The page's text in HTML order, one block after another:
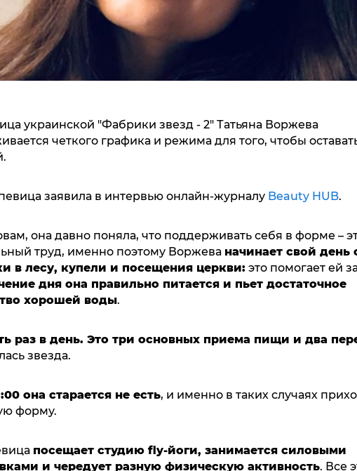
украинской "Фабрики звезд - 2" Татьяна Воржева
четкого графика и режима для того, чтобы
заявила в интервью онлайн-журналу Beauty HUB.
она давно поняла, что поддерживать себя в форме –
труд, именно поэтому Воржева начинает свой день
в лесу, купели и посещения церкви: это помогает ей
дня она правильно питается и пьет достаточное
хорошей воды.
раз в день. Это три основных приема пищи и два
звезда.
она старается не есть, и именно в таких случаях
форму.
посещает студию fly-йоги, занимается силовыми
и чередует разную физическую активность. Все